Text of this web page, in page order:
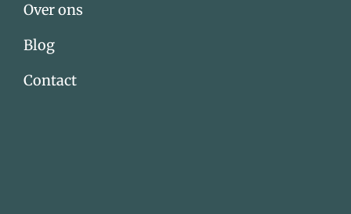
Over ons
Blog
Contact